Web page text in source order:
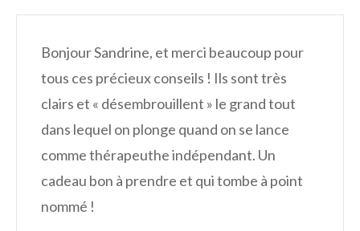
Bonjour Sandrine, et merci beaucoup pour
tous ces précieux conseils ! Ils sont très
clairs et « désembrouillent » le grand tout
dans lequel on plonge quand on se lance
comme thérapeuthe indépendant. Un
cadeau bon à prendre et qui tombe à point
nommé !